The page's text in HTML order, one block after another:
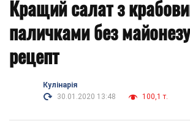
Кращий салат з
паличками без
рецепт
Кулінарія
30.01.2020 13:48
100,1 т.